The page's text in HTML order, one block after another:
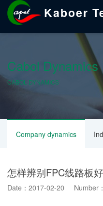
Kaboer
Cabol Dynamics
CABOL DYNAMICS
Company dynamics
怎样辨别FPC线路板
Date：2017-02-20 Number